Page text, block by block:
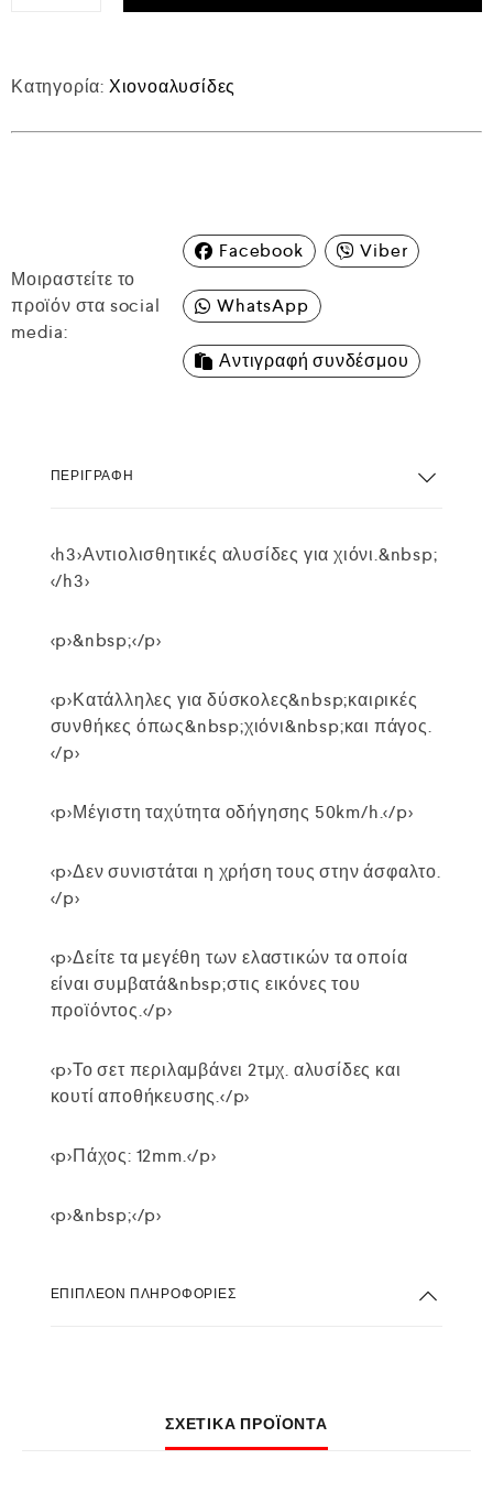
Κατηγορία: Χιονοαλυσίδες
Μοιραστείτε το
προϊόν στα social
media:
Facebook Viber
WhatsApp
Αντιγραφή συνδέσμου
ΠΕΡΙΓΡΑΦΉ
<h3>Αντιολισθητικές αλυσίδες για χιόνι.&nbsp;
</h3>
<p>&nbsp;</p>
<p>Κατάλληλες για δύσκολες&nbsp;καιρικές
συνθήκες όπως&nbsp;χιόνι&nbsp;και πάγος.
</p>
<p>Μέγιστη ταχύτητα οδήγησης 50km/h.</p>
<p>Δεν συνιστάται η χρήση τους στην άσφαλτο.
</p>
<p>Δείτε τα μεγέθη των ελαστικών τα οποία
είναι συμβατά&nbsp;στις εικόνες του
προϊόντος.</p>
<p>Το σετ περιλαμβάνει 2τμχ. αλυσίδες και
κουτί αποθήκευσης.</p>
<p>Πάχος: 12mm.</p>
<p>&nbsp;</p>
ΕΠΙΠΛΈΟΝ ΠΛΗΡΟΦΟΡΊΕΣ
ΣΧΕΤΙΚΆ ΠΡΟΪΌΝΤΑ